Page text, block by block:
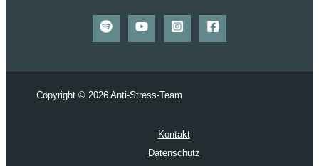
Copyright © 2026 Anti-Stress-Team
Kontakt
Datenschutz